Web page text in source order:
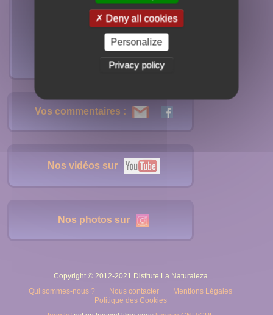
Politique des Cookies
Nous contacter
Vos commentaires :
Nos vidéos sur
Nos photos sur
Copyright © 2012-2021 Disfrute La Naturaleza
Qui sommes-nous ?
Nous contacter
Mentions Légales
Politique des Cookies
Deny all cookies
Personalize
Privacy policy